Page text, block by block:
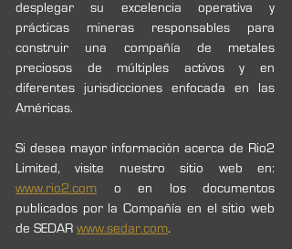
desplegar su excelencia operativa y
prácticas mineras responsables para
construir una compañía de metales
preciosos de múltiples activos y en
diferentes jurisdicciones enfocada en las
Américas.
Si desea mayor información acerca de Rio2
www.rio2.com o en los documentos
publicados por la Compañía en el sitio web
de SEDAR www.sedar.com.